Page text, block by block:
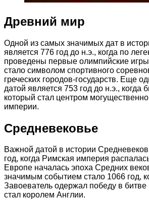
Древний мир
Одной из самых значимых дат в
является 776 год до н.э., когда по
проведены первые олимпийские
стало символом спортивного
греческих городов-государств. Еще
датой является 753 год до н.э., когда
который стал центром
империи.
Средневековье
Важной датой в истории
год, когда Римская империя
Европе началась эпоха Средних
значимым событием стало 1066 год,
Завоеватель одержал победу в битве
стал королем Англии.